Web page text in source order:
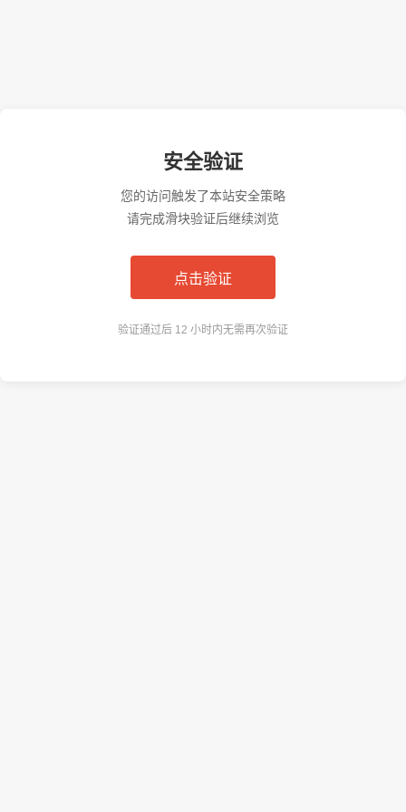
安全验证
您的访问触发了本站安全策略
请完成滑块验证后继续浏览
点击验证
验证通过后 12 小时内无需再次验证